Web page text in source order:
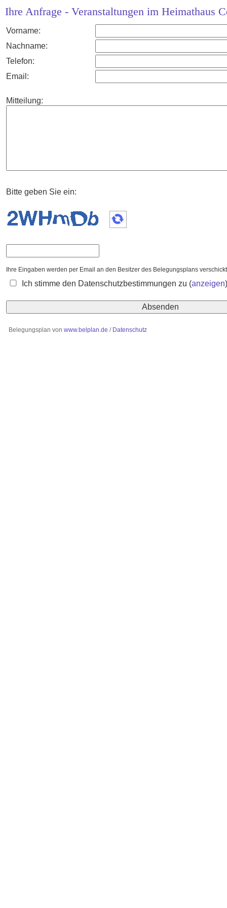
Ihre Anfrage - Veranstaltungen im Heimathaus
Vorname:
Nachname:
Telefon:
Email:
Mitteilung:
Bitte geben Sie ein:
Ihre Eingaben werden per Email an den Besitzer des Belegungsplans
Ich stimme den Datenschutzbestimmungen zu (anzeigen
Belegungsplan von www.belplan.de / Datenschutz